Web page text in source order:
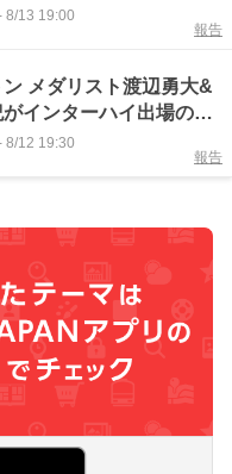
！
8/13 19:00
報告
メダリスト渡辺勇大&
インターハイ出場の高
勝負！
8/12 19:30
報告